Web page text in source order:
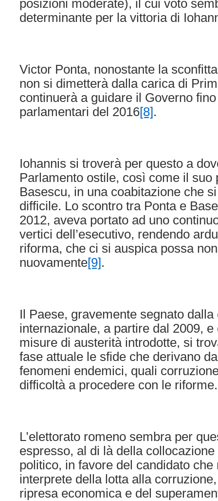
posizioni moderate), il cui voto
determinante per la vittoria di
Victor Ponta, nonostante la
non si dimetterà dalla carica di
continuerà a guidare il Governo
parlamentari del 2016[8].
Iohannis si troverà per questo a
Parlamento ostile, così come il suo
Basescu, in una coabitazione che
difficile. Lo scontro tra Ponta e
2012, aveva portato ad uno
vertici dell’esecutivo, rendendo
riforma, che ci si auspica possa
nuovamente[9].
Il Paese, gravemente segnato
internazionale, a partire dal 2009,
misure di austerità introdotte, si
fase attuale le sfide che derivano
fenomeni endemici, quali
difficoltà a procedere con le riforme.
L’elettorato romeno sembra per
espresso, al di là della
politico, in favore del candidato
interprete della lotta alla
ripresa economica e del